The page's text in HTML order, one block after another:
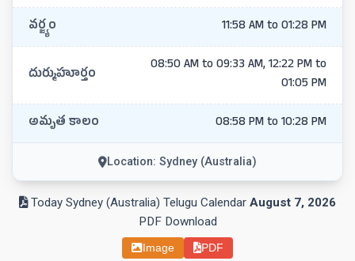
వర్జ్యం 11:58 AM to 01:28 PM
దుర్ముహూర్తం
08:50 AM to 09:33 AM, 12:22 PM to
01:05 PM
అమృత కాలం 08:58 PM to 10:28 PM
Location: Sydney (Australia)
Today Sydney (Australia) Telugu Calendar August 7, 2026
PDF Download
Image PDF